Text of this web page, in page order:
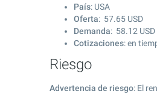
País: USA
Oferta: 57.65 USD
Demanda: 58.12 USD
Cotizaciones: en
Riesgo
Advertencia de riesgo: El